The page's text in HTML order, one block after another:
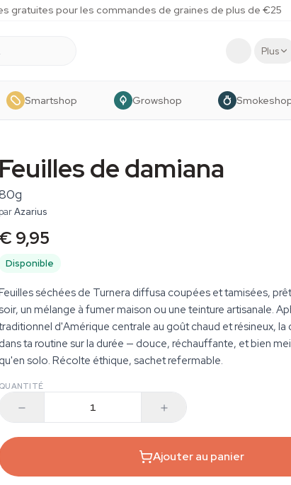
gratuites pour les commandes de graines de plus de €25
Plus
Smartshop Growshop
Feuilles de damiana
parAzarius
€ 9,95
Disponible
séchées de Turnera diffusa coupées et tamisées,
un mélange à fumer maison ou une teinture artisanale.
d'Amérique centrale au goût chaud et résineux, la
dans ta routine sur la durée — douce, réchauffante, et bien
qu'en solo. Récolte éthique, sachet refermable.
QUANTITÉ
Ajouter au panier